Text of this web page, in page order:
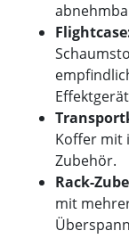
Koffer mit
Zubehör.
Rack-
mit